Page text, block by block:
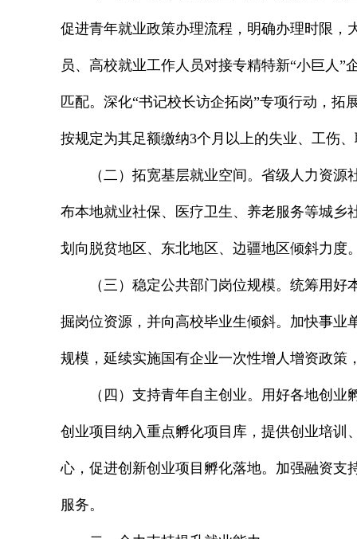
促进青年就业政策办理流程，明确办理时限，
员、高校就业工作人员对接专精特新“小巨人
匹配。深化“书记校长访企拓岗”专项行动，
按规定为其足额缴纳3个月以上的失业、工伤
（二）拓宽基层就业空间。省级人力资
布本地就业社保、医疗卫生、养老服务等城乡
划向脱贫地区、东北地区、边疆地区倾斜力度
（三）稳定公共部门岗位规模。统筹用
掘岗位资源，并向高校毕业生倾斜。加快事业
规模，延续实施国有企业一次性增人增资政策
（四）支持青年自主创业。用好各地创
创业项目纳入重点孵化项目库，提供创业培训
心，促进创新创业项目孵化落地。加强融资支
服务。